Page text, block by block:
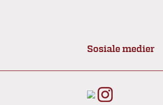
Sosiale medier